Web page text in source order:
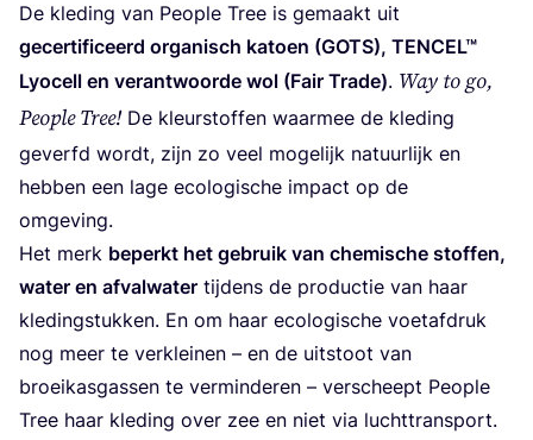
De kle­ding van Peo­p­le Tree is gemaakt uit
gecer­ti­fi­ceerd orga­nisch katoen (GOTS), TEN­CEL™
Lyo­cell en ver­ant­woor­de wol (Fair Tra­de). Way to go,
Peo­p­le Tree!De kleur­stof­fen waar­mee de kle­ding
geverfd wordt, zijn zo veel moge­lijk natuur­lijk en
heb­ben een lage eco­lo­gi­sche impact op de
omgeving.
Het merk beperkt het gebruik van che­mi­sche stof­fen,
water en afval­wa­ter tij­dens de pro­duc­tie van haar
kle­ding­stuk­ken. En om haar eco­lo­gi­sche voet­af­druk
nog meer te ver­klei­nen – en de uit­stoot van
broei­kas­gas­sen te ver­min­de­ren – ver­scheept Peo­p­le
Tree haar kle­ding over zee en niet via luchttransport.